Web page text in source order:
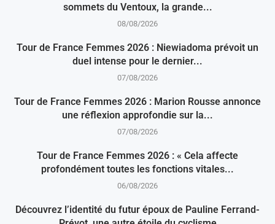
sommets du Ventoux, la grande...
08/08/2026
Tour de France Femmes 2026 : Niewiadoma prévoit un
duel intense pour le dernier...
07/08/2026
Tour de France Femmes 2026 : Marion Rousse annonce
une réflexion approfondie sur la...
07/08/2026
Tour de France Femmes 2026 : « Cela affecte
profondément toutes les fonctions vitales...
06/08/2026
Découvrez l’identité du futur époux de Pauline Ferrand-